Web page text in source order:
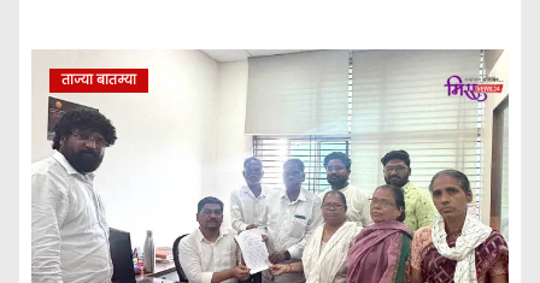
ताज्या बातम्या